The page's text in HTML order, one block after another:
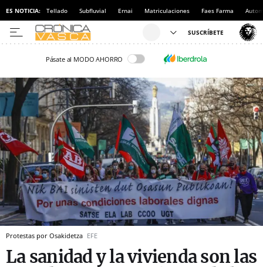
ES NOTICIA: Tellado Subfluvial Ernai Matriculaciones Faes Farma
Pásate al MODO AHORRO
Protestas por Osakidetza EFE
La sanidad y la vivienda son las